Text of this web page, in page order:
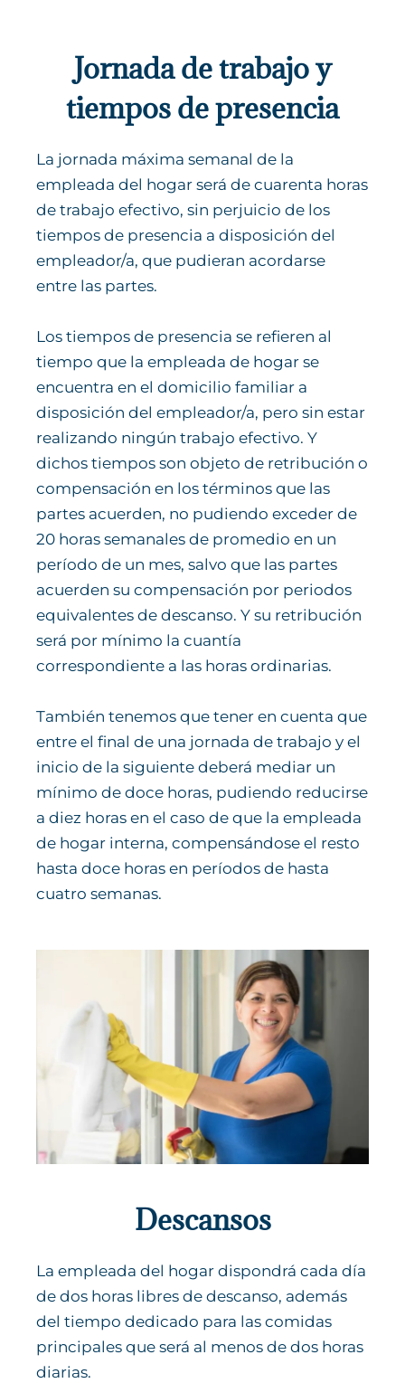
Jornada de trabajo y
tiempos de presencia
La jornada máxima semanal de la
empleada del hogar será de cuarenta horas
de trabajo efectivo, sin perjuicio de los
tiempos de presencia a disposición del
empleador/a, que pudieran acordarse
entre las partes.
Los tiempos de presencia se refieren al
tiempo que la empleada de hogar se
encuentra en el domicilio familiar a
disposición del empleador/a, pero sin estar
realizando ningún trabajo efectivo. Y
dichos tiempos son objeto de retribución o
compensación en los términos que las
partes acuerden, no pudiendo exceder de
20 horas semanales de promedio en un
período de un mes, salvo que las partes
acuerden su compensación por periodos
equivalentes de descanso. Y su retribución
será por mínimo la cuantía
correspondiente a las horas ordinarias.
También tenemos que tener en cuenta que
entre el final de una jornada de trabajo y el
inicio de la siguiente deberá mediar un
mínimo de doce horas, pudiendo reducirse
a diez horas en el caso de que la empleada
de hogar interna, compensándose el resto
hasta doce horas en períodos de hasta
cuatro semanas.
Descansos
La empleada del hogar dispondrá cada día
de dos horas libres de descanso, además
del tiempo dedicado para las comidas
principales que será al menos de dos horas
diarias.